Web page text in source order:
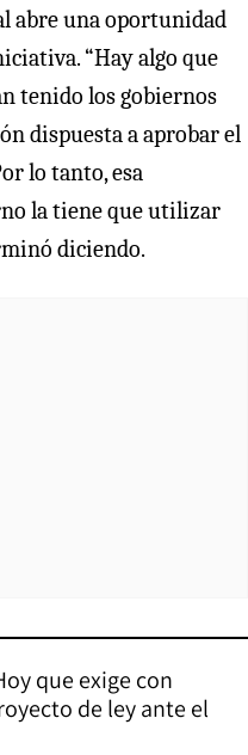
abre una oportunidad
“Hay algo que
tenido los gobiernos
dispuesta a aprobar el
lo tanto, esa
la tiene que utilizar
diciendo.
que exige con
de ley ante el